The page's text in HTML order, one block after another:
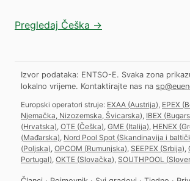
Pregledaj Češka →
Izvor podataka: ENTSO-E. Svaka zona
lokalno vrijeme. Kontaktirajte nas na
Europski operatori struje: EXAA (Austrija) EPEX (
Njemačka, Nizozemska, Švicarska) IBEX (
(Hrvatska) OTE (Češka) GME (Italija) HENEX (
(Mađarska) Nord Pool Spot (Skandinavija i
(Poljska) OPCOM (Rumunjska) SEEPEX (Srbija)
Portugal) OKTE (Slovačka) SOUTHPOOL (